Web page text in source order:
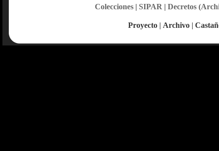
Colecciones| SIPAR | Decretos
Proyecto | Archivo |